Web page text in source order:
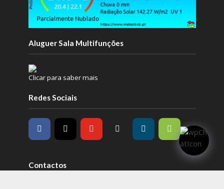
Aluguer Sala Multifunções
Clicar para saber mais
Redes Sociais
Contactos